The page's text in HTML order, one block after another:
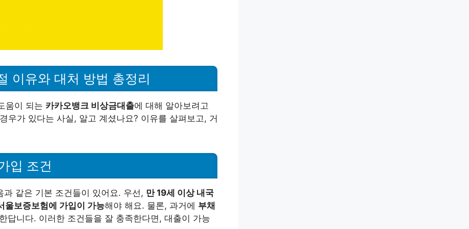
이유와 대처 방법 총정리
움이 되는 카카오뱅크 비상금대출에 대해 알아보려고
우가 있다는 사실, 알고 계셨나요? 이유를 살펴보고, 거
입 조건
같은 기본 조건들이 있어요. 우선, 만 19세 이상 내국
울보증보험에 가입이 가능해야 해요. 물론, 과거에 부채
답니다. 이러한 조건들을 잘 충족한다면, 대출이 가능